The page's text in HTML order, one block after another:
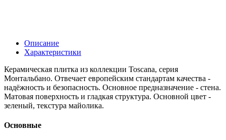
Описание
Характеристики
Керамическая плитка из коллекции Toscana, серия
Монтальбано. Отвечает европейским стандартам качества -
надёжность и безопасность. Основное предназначение - стена.
Матовая поверхность и гладкая структура. Основной цвет -
зеленый, текстура майолика.
Основные